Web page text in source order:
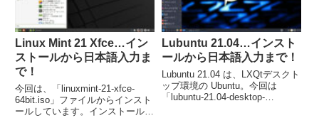
Linux Mint 21 Xfce…イン
ストールから日本語入力ま
で！
今回は、「linuxmint-21-xfce-
64bit.iso」ファイルからインスト
ールしています。インストールは
Lubuntu 21.04…インスト
ールから日本語入力まで！
Lubuntu 21.04 は、LXQtデスクト
ップ環境の Ubuntu。今回は
「lubuntu-21.04-desktop-